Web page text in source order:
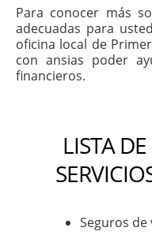
Para conocer más
adecuadas para
oficina local de
con ansias poder
financieros.
LISTA
Seguros